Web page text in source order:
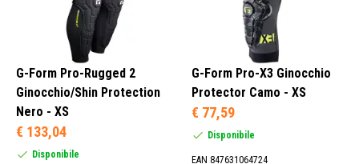
G-Form Pro-Rugged 2
Ginocchio/Shin Protection
Nero - XS
€ 133,04
Disponibile
G-Form Pro-X3 Ginocchio
Protector Camo - XS
€ 77,59
Disponibile
EAN 847631064724